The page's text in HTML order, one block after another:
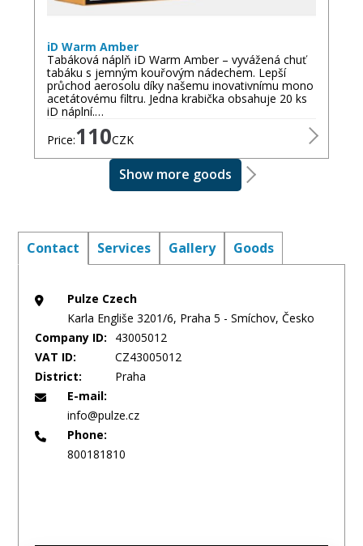
iD Warm Amber
Tabáková náplň iD Warm Amber – vyvážená chuť
tabáku s jemným kouřovým nádechem. Lepší
průchod aerosolu díky našemu inovativnímu mono
acetátovému filtru. Jedna krabička obsahuje 20 ks
iD náplní.…
Price:110CZK
Show more goods
Contact Services Gallery Goods
Pulze Czech
Karla Engliše 3201/6, Praha 5 - Smíchov, Česko
Company ID:
43005012
VAT ID:
CZ43005012
District:
Praha
E-mail:
info@pulze.cz
Phone:
800181810